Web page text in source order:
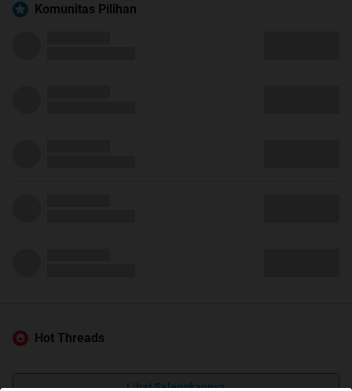
Komunitas Pilihan
Hot Threads
Lihat Selengkapnya